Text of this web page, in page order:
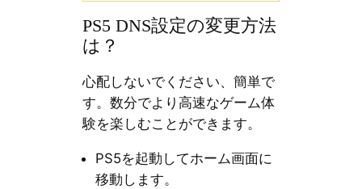
PS5 DNS設定の変更方法
は？
心配しないでください、簡単で
す。数分でより高速なゲーム体
験を楽しむことができます。
PS5を起動してホーム画面に
移動します。